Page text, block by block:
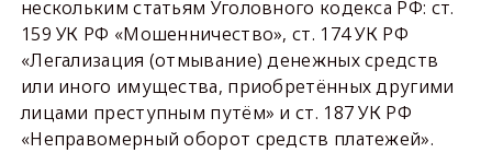
нескольким статьям Уголовного кодекса РФ: ст.
159 УК РФ «Мошенничество», ст. 174 УК РФ
«Легализация (отмывание) денежных средств
или иного имущества, приобретённых другими
лицами преступным путём» и ст. 187 УК РФ
«Неправомерный оборот средств платежей».